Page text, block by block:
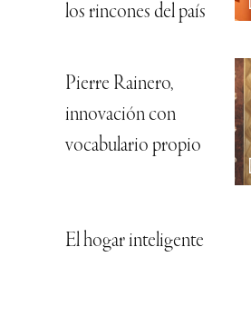
los rincones del país
Pierre Rainero,
innovación con
vocabulario propio
El hogar inteligente